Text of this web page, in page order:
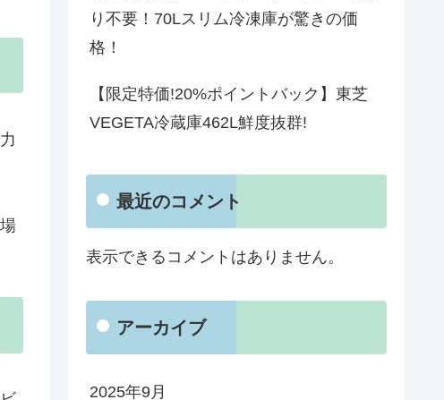
り不要！70Lスリム冷凍庫が驚きの価
格！
【限定特価!20%ポイントバック】東芝
VEGETA冷蔵庫462L鮮度抜群!
最近のコメント
表示できるコメントはありません。
アーカイブ
2025年9月